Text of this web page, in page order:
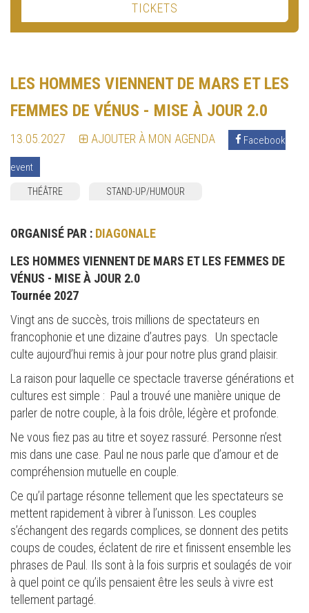
TICKETS
LES HOMMES VIENNENT DE MARS ET LES
FEMMES DE VÉNUS - MISE À JOUR 2.0
13.05.2027 AJOUTER À MON AGENDA Facebook
event
THÉÂTRE STAND-UP/HUMOUR
ORGANISÉ PAR : DIAGONALE
LES HOMMES VIENNENT DE MARS ET LES FEMMES DE
VÉNUS - MISE À JOUR 2.0
Tournée 2027
Vingt ans de succès, trois millions de spectateurs en
francophonie et une dizaine d’autres pays. Un spectacle
culte aujourd’hui remis à jour pour notre plus grand plaisir.
La raison pour laquelle ce spectacle traverse générations et
cultures est simple : Paul a trouvé une manière unique de
parler de notre couple, à la fois drôle, légère et profonde.
Ne vous fiez pas au titre et soyez rassuré. Personne n’est
mis dans une case. Paul ne nous parle que d’amour et de
compréhension mutuelle en couple.
Ce qu’il partage résonne tellement que les spectateurs se
mettent rapidement à vibrer à l’unisson. Les couples
s’échangent des regards complices, se donnent des petits
coups de coudes, éclatent de rire et finissent ensemble les
phrases de Paul. Ils sont à la fois surpris et soulagés de voir
à quel point ce qu’ils pensaient être les seuls à vivre est
tellement partagé.